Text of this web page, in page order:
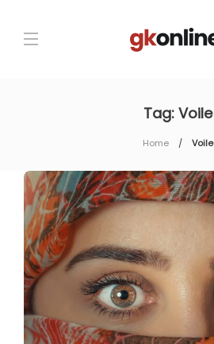
Tag: Voile
Home Voile